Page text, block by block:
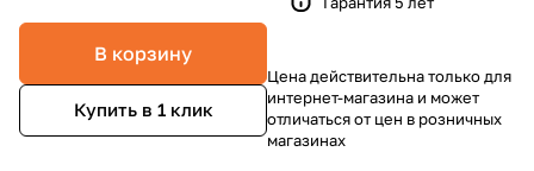
В корзину
Купить в 1 клик
Цена действительна только для
интернет-магазина и может
отличаться от цен в розничных
магазинах